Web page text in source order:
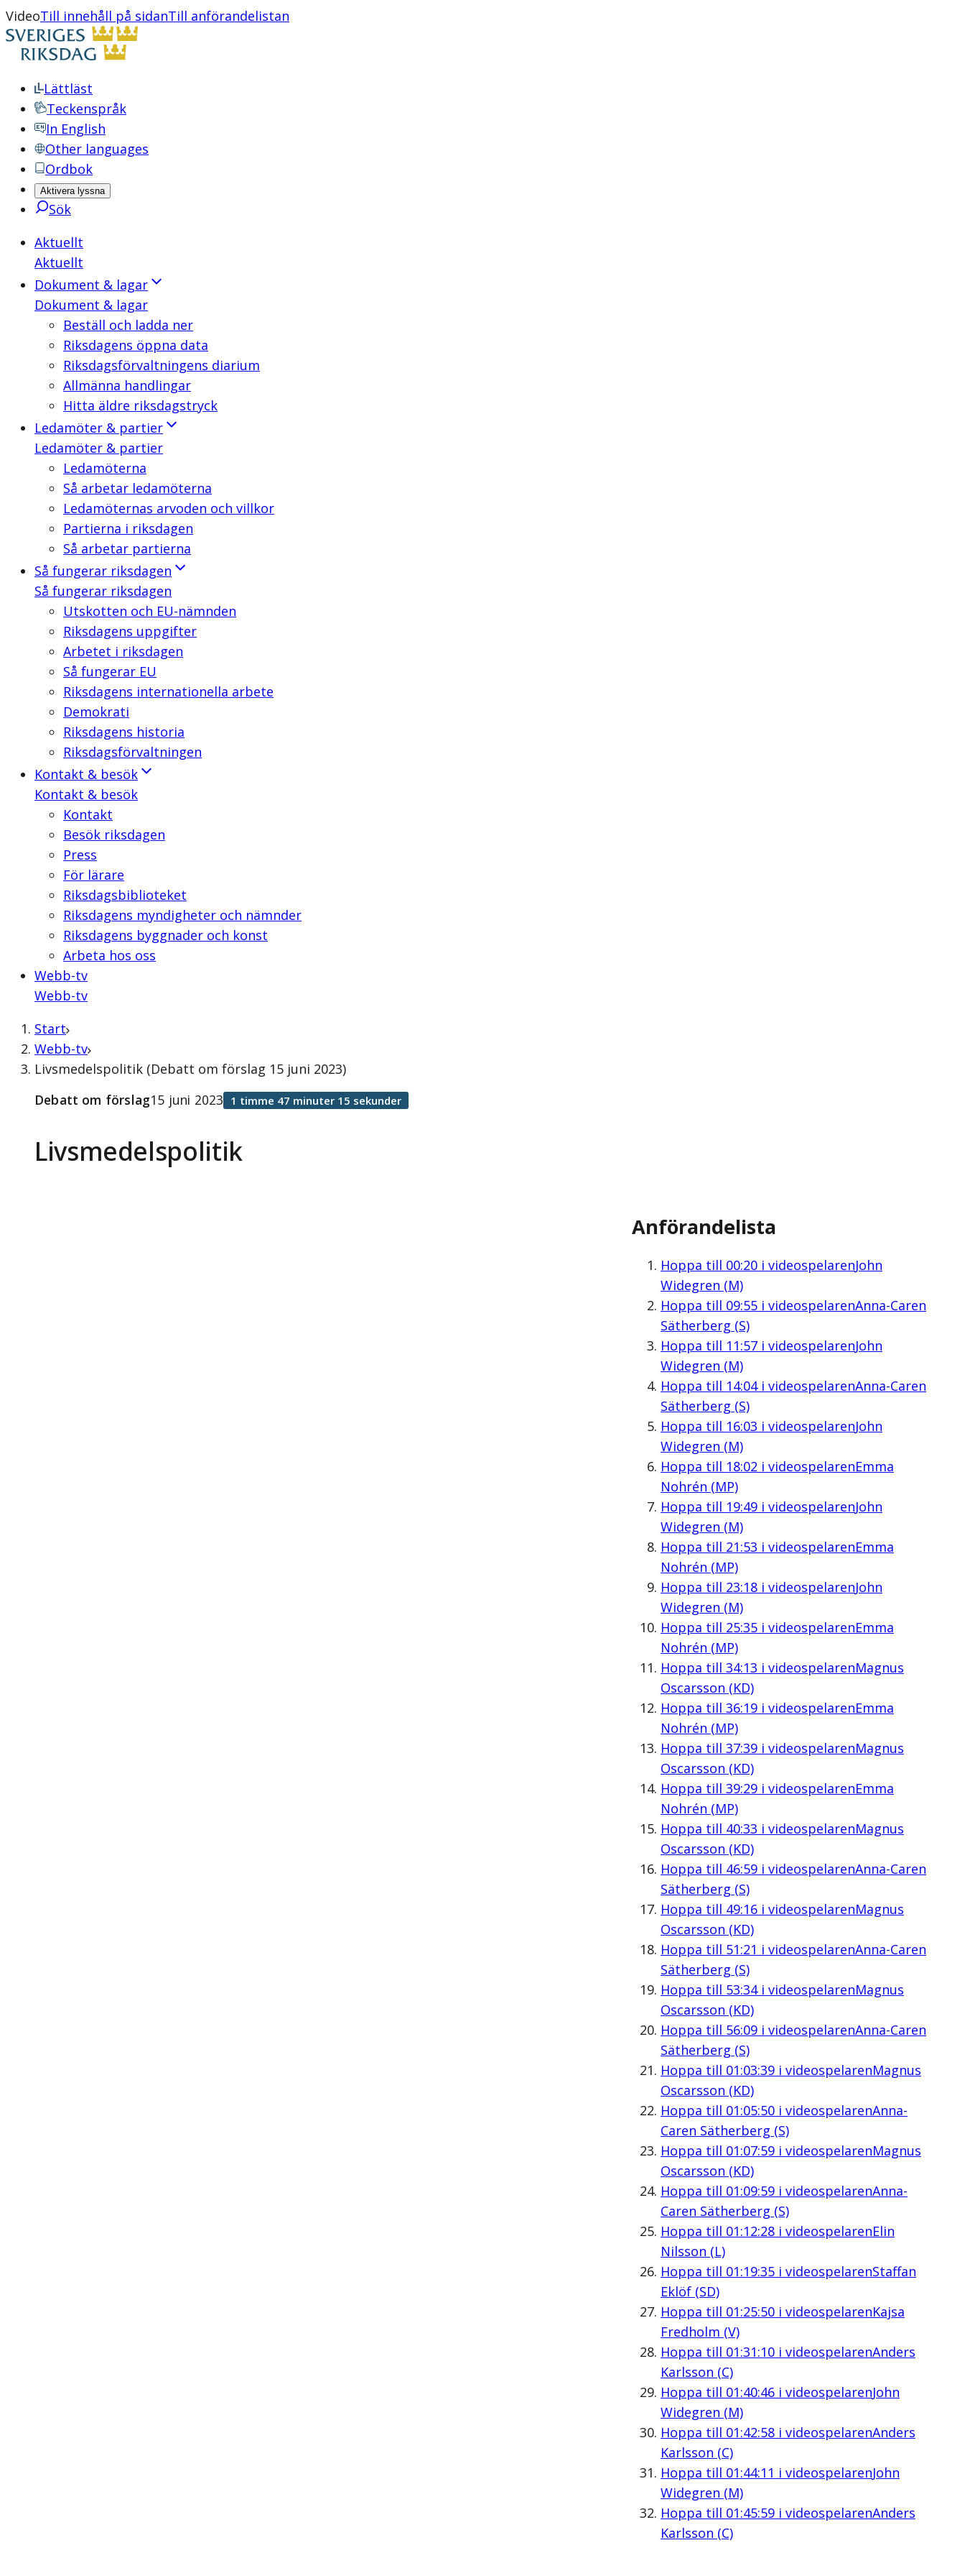
VideoTill innehåll på sidanTill anförandelistan
Lättläst
Teckenspråk
In English
Other languages
Ordbok
Aktivera lyssna
Sök
Aktuellt
Aktuellt
Dokument & lagar
Dokument & lagar
Beställ och ladda ner
Riksdagens öppna data
Riksdagsförvaltningens diarium
Allmänna handlingar
Hitta äldre riksdagstryck
Ledamöter & partier
Ledamöter & partier
Ledamöterna
Så arbetar ledamöterna
Ledamöternas arvoden och villkor
Partierna i riksdagen
Så arbetar partierna
Så fungerar riksdagen
Så fungerar riksdagen
Utskotten och EU-nämnden
Riksdagens uppgifter
Arbetet i riksdagen
Så fungerar EU
Riksdagens internationella arbete
Demokrati
Riksdagens historia
Riksdagsförvaltningen
Kontakt & besök
Kontakt & besök
Kontakt
Besök riksdagen
Press
För lärare
Riksdagsbiblioteket
Riksdagens myndigheter och nämnder
Riksdagens byggnader och konst
Arbeta hos oss
Webb-tv
Webb-tv
Start
Webb-tv
Livsmedelspolitik (Debatt om förslag 15 juni 2023)
Livsmedelspolitik
Debatt om förslag15 juni 2023 1 timme 47 minuter 15 sekunder
Anförandelista
Hoppa till 00:20i videospelarenJohn
Widegren (M)
Hoppa till 09:55i videospelarenAnna-Caren
Sätherberg (S)
Hoppa till 11:57i videospelarenJohn
Widegren (M)
Hoppa till 14:04i videospelarenAnna-Caren
Sätherberg (S)
Hoppa till 16:03 i videospelarenJohn
Widegren (M)
Hoppa till 18:02 i videospelarenEmma
Nohrén (MP)
Hoppa till 19:49i videospelarenJohn
Widegren (M)
Hoppa till 21:53 i videospelarenEmma
Nohrén (MP)
Hoppa till 23:18i videospelarenJohn
Widegren (M)
Hoppa till 25:35i videospelarenEmma
Nohrén (MP)
Hoppa till 34:13 i videospelarenMagnus
Oscarsson (KD)
Hoppa till 36:19i videospelarenEmma
Nohrén (MP)
Hoppa till 37:39i videospelarenMagnus
Oscarsson (KD)
Hoppa till 39:29i videospelarenEmma
Nohrén (MP)
Hoppa till 40:33 i videospelarenMagnus
Oscarsson (KD)
Hoppa till 46:59i videospelarenAnna-Caren
Sätherberg (S)
Hoppa till 49:16i videospelarenMagnus
Oscarsson (KD)
Hoppa till 51:21 i videospelarenAnna-Caren
Sätherberg (S)
Hoppa till 53:34i videospelarenMagnus
Oscarsson (KD)
Hoppa till 56:09i videospelarenAnna-Caren
Sätherberg (S)
Hoppa till 01:03:39i videospelarenMagnus
Oscarsson (KD)
Hoppa till 01:05:50i videospelarenAnna-
Caren Sätherberg (S)
Hoppa till 01:07:59i videospelarenMagnus
Oscarsson (KD)
Hoppa till 01:09:59i videospelarenAnna-
Caren Sätherberg (S)
Hoppa till 01:12:28i videospelarenElin
Nilsson (L)
Hoppa till 01:19:35i videospelarenStaffan
Eklöf (SD)
Hoppa till 01:25:50i videospelarenKajsa
Fredholm (V)
Hoppa till 01:31:10i videospelarenAnders
Karlsson (C)
Hoppa till 01:40:46i videospelarenJohn
Widegren (M)
Hoppa till 01:42:58i videospelarenAnders
Karlsson (C)
Hoppa till 01:44:11 i videospelarenJohn
Widegren (M)
Hoppa till 01:45:59i videospelarenAnders
Karlsson (C)